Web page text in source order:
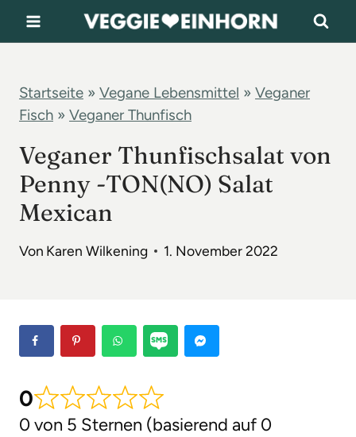
u
Startseite » Vegane Lebensmittel » Veganer
Fisch » Veganer Thunfisch
Veganer Thunfischsalat von
Penny -TON(NO) Salat
Mexican
Von Karen Wilkening 1. November 2022
0
0 von 5 Sternen (basierend auf 0